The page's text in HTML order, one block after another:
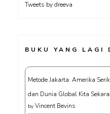
Tweets by dreeva
BUKU YANG LAGI
Metode Jakarta: Amerika
dan Dunia Global Kita
by Vincent Bevins